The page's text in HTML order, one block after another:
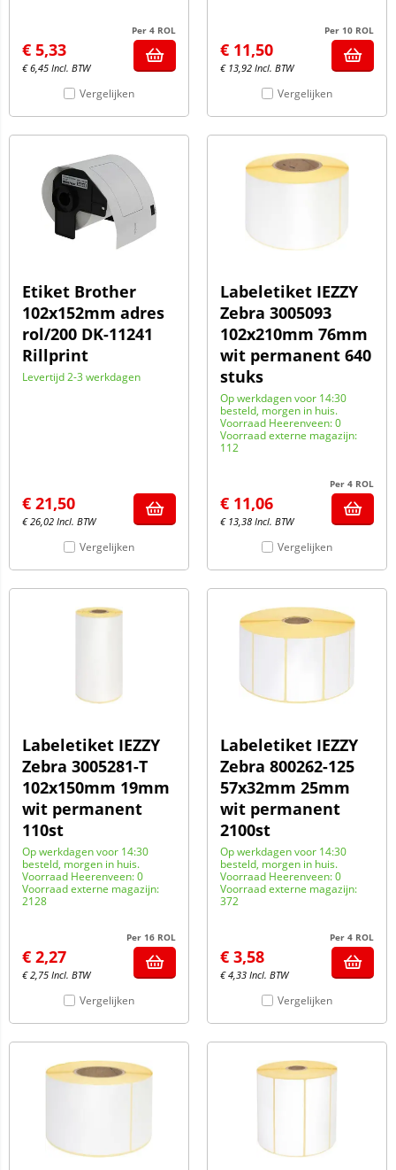
Per 4 ROL
€ 5,33
€6,45 Incl. BTW
Vergelijken
Per 10 ROL
€ 11,50
€ 13,92 Incl. BTW
Vergelijken
Etiket Brother
102x152mm adres
rol/200 DK-11241
Rillprint
Levertijd 2-3 werkdagen
€ 21,50
€26,02 Incl. BTW
Vergelijken
Labeletiket IEZZY
Zebra 3005093
102x210mm 76mm
wit permanent 640
stuks
Op werkdagen voor 14:30
besteld, morgen in huis.
Voorraad Heerenveen: 0
Voorraad externe magazijn:
112
Per 4 ROL
€ 11,06
€ 13,38 Incl. BTW
Vergelijken
Labeletiket IEZZY
Zebra 3005281-T
102x150mm 19mm
wit permanent
110st
Op werkdagen voor 14:30
besteld, morgen in huis.
Voorraad Heerenveen: 0
Voorraad externe magazijn:
2128
Per 16 ROL
€ 2,27
€2,75 Incl. BTW
Vergelijken
Labeletiket IEZZY
Zebra 800262-125
57x32mm 25mm
wit permanent
2100st
Op werkdagen voor 14:30
besteld, morgen in huis.
Voorraad Heerenveen: 0
Voorraad externe magazijn:
372
Per 4 ROL
€ 3,58
€4,33 Incl. BTW
Vergelijken